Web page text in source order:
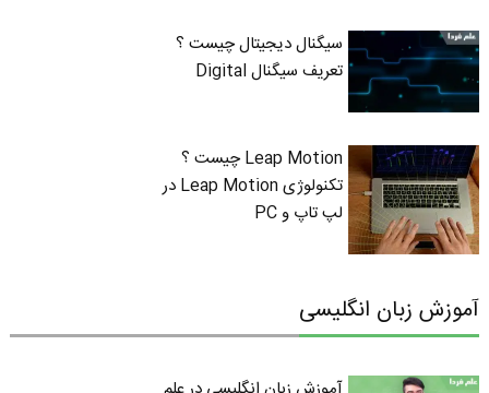
سیگنال دیجیتال چیست ؟
تعریف سیگنال Digital
Leap Motion چیست ؟
تکنولوژی Leap Motion در
لپ تاپ و PC
آموزش زبان انگلیسی